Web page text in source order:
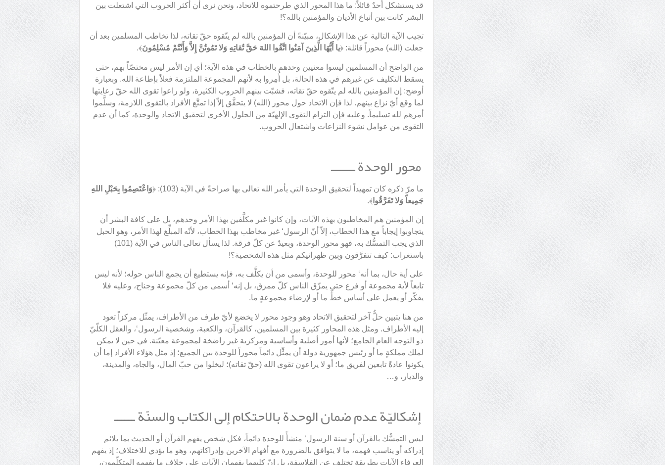
قد يستشكل أحدٌ قائلاً: ما هذا المحور الذي طرحتموه للاتحاد، ونحن نرى أن أكثر الحروب التي اشتعلت بين
البشر كانت بين أتباع الأديان والمؤمنين بالله؟!
تجيب الآية التالية عن هذا الإشكال، مبيّنةً أن المؤمنين بالله لم يتّقوه حقّ تقاته، لذا تخاطب المسلمين بعد أن
جعلت (الله) محوراً قائلة: ﴿يا أَيُّهَا الَّذِينَ آمَنُوا اتَّقُوا اللهَ حَقَّ تُقاتِهِ وَلا تَمُوتُنَّ إِلاَّ وَأَنْتُمْ مُسْلِمُونَ﴾.
من الواضح أن المسلمين ليسوا معنيين وحدهم بالخطاب في هذه الآية؛ أي إن الأمر ليس مختصّاً بهم، حتى
يسقط التكليف عن غيرهم في هذه الحالة، بل أُمِروا به لأنهم المجموعة الملتزمة فعلاً بإطاعة الله. وبعبارة
أوضح: إن المؤمنين بالله لم يتّقوه حقّ تقاته، فشبّت بينهم الحروب الكثيرة، ولو راعوا تقوى الله حقّ رعايتها
لما وقع أيّ نزاع بينهم. لذا فإن الاتحاد حول محور (الله) لا يتحقَّق إلاّ إذا تمتَّع الأفراد بالتقوى اللازمة، وسلَّموا
أمرهم لله تسليماً. وعليه فإن التزام التقوى الإلهيّة من الحلول الأخرى لتحقيق الاتحاد والوحدة، كما أن عدم
التقوى من عوامل نشوء النزاعات واشتعال الحروب.
محور الوحدة ـــــــ
ما مرّ ذكره كان تمهيداً لتحقيق الوحدة التي يأمر الله تعالى بها صراحةً في الآية (103): ﴿
وَاعْتَصِمُوا بِحَبْلِ اللهِ
جَمِيعاً وَلا تَفَرَّقُوا ﴾.
إن المؤمنين هم المخاطبون بهذه الآيات، وإن كانوا غير مكلَّفين بهذا الأمر وحدهم، بل على كافة البشر أن
يتجاوبوا إيجاباً مع هذا الخطاب، إلاّ أنّ الرسول‘ غير مخاطب بهذا الخطاب، لأنّه المبلِّغ لهذا الأمر، وهو الحبل
الذي يجب التمسُّك به، فهو محور الوحدة، وبعيدٌ عن كلّ فرقة. لذا يسأل تعالى الناس في الآية (101)
باستغراب: كيف تتفرَّقون وبين ظهرانيكم مثل هذه الشخصية؟!
على أية حال، بما أنه‘ محور للوحدة، وأسمى من أن يكلَّف به، فإنه يستطيع أن يجمع الناس حوله؛ لأنه ليس
تابعاً لأية مجموعة أو فرع حتى يمزّق الناس كلّ ممزق، بل إنه‘ أسمى من كلّ مجموعة وجناح، وعليه فلا
يفكّر أو يعمل على أساس خطٍّ ما أو لإرضاء مجموعةٍ ما.
من هنا يتبين حلٌّ آخر لتحقيق الاتحاد وهو وجود محور لا يخضع لأيّ طرف من الأطراف، يمثّل مركزاً تعود
إليه الأطراف. ومثل هذه المحاور كثيرة بين المسلمين، كالقرآن، والكعبة، وشخصية الرسول‘، والعقل الكلّيّ
ذو التوجه العام الجامع؛ لأنها أمور أصلية وأساسية ومركزية غير راضخة لمجموعة معيّنة. في حين لا يمكن
لملك مملكةٍ ما أو رئيس جمهورية دولة أن يمثِّل دائماً محوراً للوحدة بين الجميع؛ إذ مثل هؤلاء الأفراد إما أن
يكونوا عادةً تابعين لفريق ما؛ أو لا يراعون تقوى الله (حقّ تقاته)؛ ليخلوا من حبّ المال، والجاه، والمدينة،
والديار، و…
إشكاليّة عدم ضمان الوحدة بالاحتكام إلى الكتاب والسنّة ــــــ
ليس التمسُّك بالقرآن أو سنة الرسول‘ منشأً للوحدة دائماً، فكل شخص يفهم القرآن أو الحديث بما يلائم
إدراكه أو يناسب فهمه، ما لا يتوافق بالضرورة مع أفهام الآخرين وإدراكاتهم، وهو ما يؤدي للاختلاف؛ إذ يفهم
العرفاء الآيات بطريقة تختلف عن الفلاسفة، بل إنّ كليهما يفهمان الآيات على خلاف ما يفهمه المتكلّمون،